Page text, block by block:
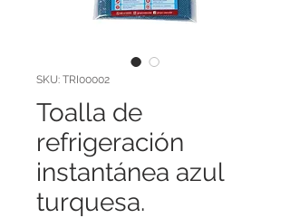
SKU: TRI00002
Toalla de
refrigeración
instantánea azul
turquesa.